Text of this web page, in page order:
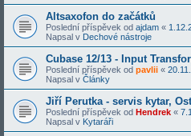
Altsaxofon do začátků
Poslední příspěvek od ajdam «
Napsal v Dechové nástroje
Cubase 12/13 - Input
Poslední příspěvek od pavlii «
Napsal v Články
Jiří Perutka - servis kytar,
Poslední příspěvek od Hendrek «
Napsal v Kytaráři